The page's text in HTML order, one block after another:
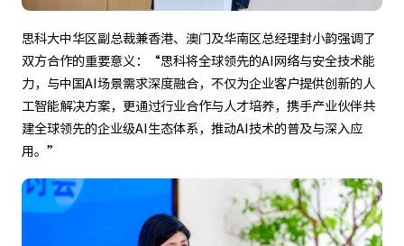
思科大中华区副总裁兼香港、澳门及华南区总经理封小韵强调了
双方合作的重要意义：“思科将全球领先的AI网络与安全技术能
力，与中国AI场景需求深度融合，不仅为企业客户提供创新的人
工智能解决方案，更通过行业合作与人才培养，携手产业伙伴共
建全球领先的企业级AI生态体系，推动AI技术的普及与深入应
用。”